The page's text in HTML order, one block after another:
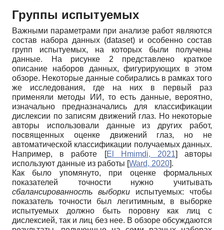
Группы испытуемых
Важными параметрами при анализе работ являются
состав набора данных (dataset) и особенно состав
групп испытуемых, на которых были получены
данные. На рисунке 2 представлено краткое
описание наборов данных, фигурирующих в этом
обзоре. Некоторые данные собирались в рамках того
же исследования, где на них в первый раз
применяли методы ИИ, то есть данные, вероятно,
изначально предназначались для классификации
дислексии по записям движений глаз. Но некоторые
авторы использовали данные из других работ,
посвященных оценке движений глаз, но не
автоматической классификации получаемых данных.
Например, в работе
[El Hmimdi, 2021]
авторы
используют данные из работы [Ward, 2020].
Как было упомянуто, при оценке формальных
показателей точности нужно учитывать
сбалансированность выборки испытуемых: чтобы
показатель точности был легитимным, в выборке
испытуемых должно быть поровну как лиц с
дислексией, так и лиц без нее. В обзоре обсуждаются